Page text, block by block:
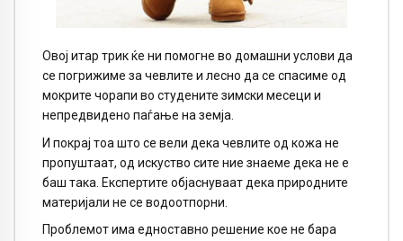
Овој итар трик ќе ни помогне во домашни услови да
се погрижиме за чевлите и лесно да се спасиме од
мокрите чорапи во студените зимски месеци и
непредвидено паѓање на земја.
И покрај тоа што се вели дека чевлите од кожа не
пропуштаат, од искуство сите ние знаеме дека не е
баш така. Експертите објаснуваат дека природните
материјали не се водоотпорни.
Проблемот има едноставно решение кое не бара